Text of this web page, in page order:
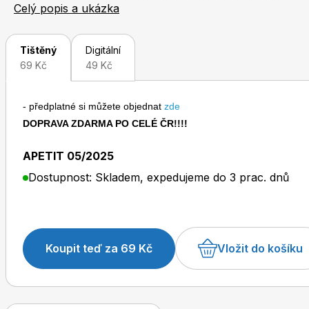
buchty s povidly. Pro milovníky klasiky jsme upekli čtyři bábovky: základní šlehačkovou, makovou s tvarohem, kakaovou s náplní a svěží pomerančové minibábovky.
oslaví 21. narozeniny a redakce si vybrala dort podle
Lidé, kteří rádi ochutnávají něco nového, ocení
rozhovoru jsme si popovídali s šéfkuchařem
Celý popis a ukázka
Tištěný
69 Kč
Digitální
49 Kč
- předplatné si můžete objednat zde
DOPRAVA ZDARMA PO CELÉ ČR!!!!
APETIT 05/2025
Dostupnost: Skladem, expedujeme do 3 prac. dnů
Koupit teď za 69 Kč Vložit do košíku